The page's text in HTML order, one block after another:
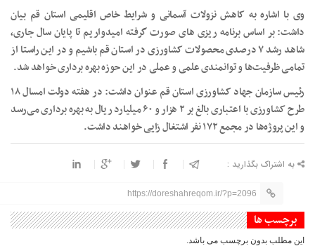
وی با اشاره به کاهش نزولات آسمانی و شرایط خاص اقلیمی استان قم بیان
داشت: بر اساس برنامه ریزی های صورت گرفته امیدواریم تا پایان سال جاری،
شاهد رشد ۷ درصدی محصولات کشاورزی در استان قم باشیم و در این راستا از
تمامی ظرفیت‌ها و توانمندی علمی و عملی در این حوزه بهره برداری خواهد شد.
رئیس سازمان جهاد کشاورزی استان قم عنوان داشت: در هفته دولت امسال ۱۸
طرح کشاورزی با اعتباری بالغ بر ۲ هزار و ۶۰ میلیارد ریال به بهره برداری می‌رسد
و این پروژه‌ها در مجمع ۱۷۲ نفر اشتغال زایی خواهند داشت.
به اشتراک بگذارید :
https://doreshahreqom.ir/?p=2096
برچسب ها
این مطلب بدون برچسب می باشد.